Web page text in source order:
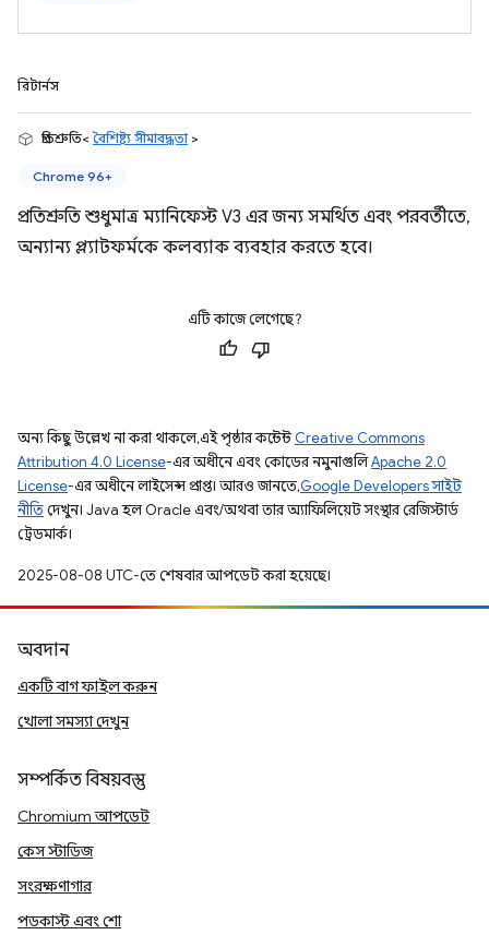
রিটার্নস
প্রতিশ্রুতি< বৈশিষ্ট্য সীমাবদ্ধতা>
Chrome 96+
প্রতিশ্রুতি শুধুমাত্র ম্যানিফেস্ট V3 এর জন্য সমর্থিত এবং পরবর্তীতে,
অন্যান্য প্ল্যাটফর্মকে কলব্যাক ব্যবহার করতে হবে।
এটি কাজে লেগেছে?
অন্য কিছু উল্লেখ না করা থাকলে, এই পৃষ্ঠার কন্টেন্ট Creative Commons
Attribution 4.0 License-এর অধীনে এবং কোডের নমুনাগুলিApache 2.0
License-এর অধীনে লাইসেন্স প্রাপ্ত। আরও জানতে,Google Developers সাইট
নীতিদেখুন। Java হল Oracle এবং/অথবা তার অ্যাফিলিয়েট সংস্থার রেজিস্টার্ড
ট্রেডমার্ক।
2025-08-08 UTC-তে শেষবার আপডেট করা হয়েছে।
অবদান
একটি বাগ ফাইল করুন
খোলা সমস্যা দেখুন
সম্পর্কিত বিষয়বস্তু
Chromium আপডেট
কেস স্টাডিজ
সংরক্ষণাগার
পডকাস্ট এবং শো